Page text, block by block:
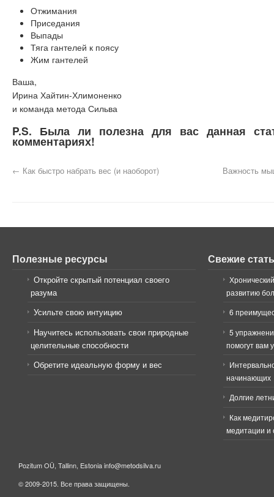
Отжимания
Приседания
Выпады
Тяга гантелей к поясу
Жим гантелей
Ваша,
Ирина Хайтин-Хлимоненко
и команда метода Сильва
P.S. Была ли полезна для вас данная
комментариях!
← Как быстро набрать вес (и наоборот) Важность
Полезные ресурсы
Откройте скрытый потенциал своего
разума
Усильте свою интуицию
Научитесь использовать свои природные
целительные способности
Обретите идеальную форму и вес
Свежие
развитию
6
5
помогут вам
начинающих
Долгие
Как
медитации и
Pozitum OÜ, Tallinn, Estonia info@metodsilva.ru
© 2009-2015. Все права защищены.